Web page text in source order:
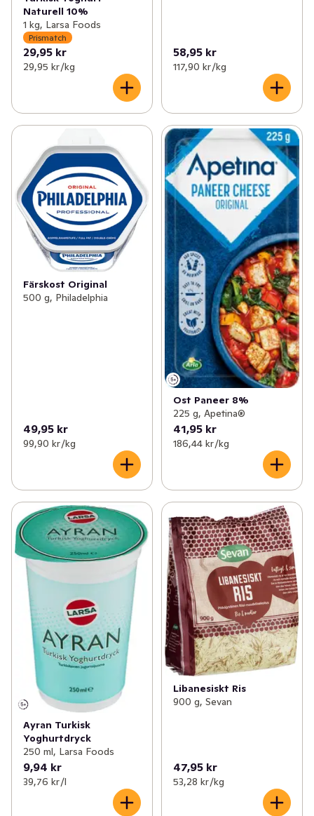
Naturell 10%
1 kg, Larsa Foods
Prismatch
29,95 kr
29,95 kr /kg
58,95 kr
117,90 kr /kg
Färskost Original
500 g, Philadelphia
49,95 kr
99,90 kr /kg
Ost Paneer 8%
225 g, Apetina®
41,95 kr
186,44 kr /kg
Ayran Turkisk
Yoghurtdryck
250 ml, Larsa Foods
9,94 kr
39,76 kr /l
Libanesiskt Ris
900 g, Sevan
47,95 kr
53,28 kr /kg